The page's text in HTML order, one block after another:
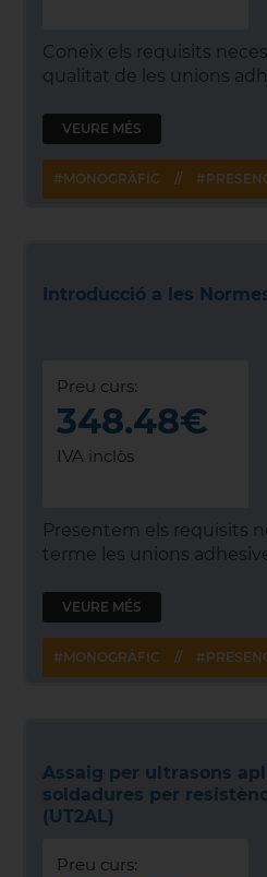
Coneix els requisits
qualitat de les unions
VEURE MÉS
#MONOGRÀFIC //
Introducció a les
Preu curs:
348.48€
IVA inclòs
Presentem els requisits
terme les unions
VEURE MÉS
#MONOGRÀFIC //
Assaig per ultrasons
soldadures per
(UT2AL)
Preu curs: